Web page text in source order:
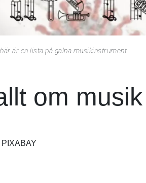
är en lista på galna musikinstrument
om musik